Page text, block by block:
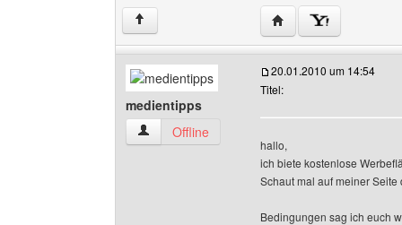
↑ Website dieses
medientipps
medientipps Benutzer-Profile anzeigen
Offline
20.01.2010 um 14:54
Titel:
hallo,
ich biete kostenlose
Schaut mal auf meiner
Bedingungen sag ich euch